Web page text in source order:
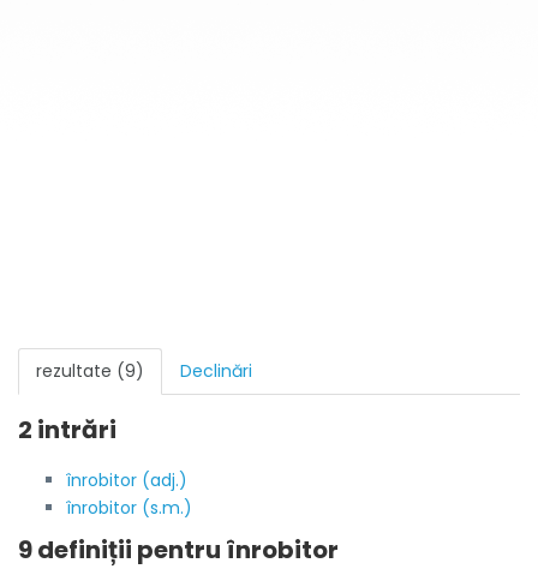
rezultate (9) Declinări
2 intrări
înrobitor (adj.)
înrobitor (s.m.)
9 definiții pentru înrobitor